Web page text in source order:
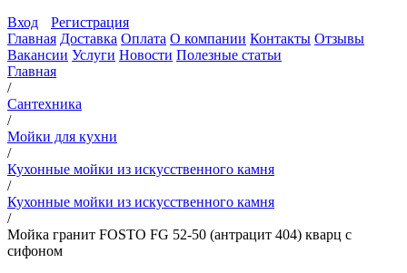
Вход
Регистрация
Главная Доставка Оплата О компании Контакты Отзывы
Вакансии Услуги Новости Полезные статьи
Главная
/
Сантехника
/
Мойки для кухни
/
Кухонные мойки из искусственного камня
/
Кухонные мойки из искусственного камня
/
Мойка гранит FOSTO FG 52-50 (антрацит 404) кварц с
сифоном